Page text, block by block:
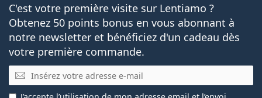
C'est votre première visite sur Lentiamo ?
Obtenez 50 points bonus en vous abonnant à
notre newsletter et bénéficiez d'un cadeau dès
votre première commande.
E-mail